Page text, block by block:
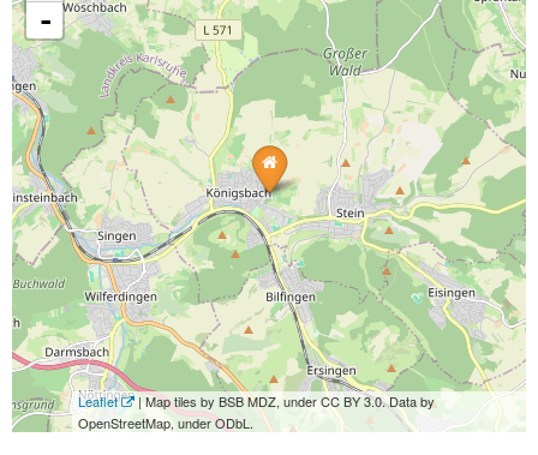
-
Leaflet
| Map tiles by BSB MDZ, under CC BY 3.0. Data by
OpenStreetMap, under ODbL.